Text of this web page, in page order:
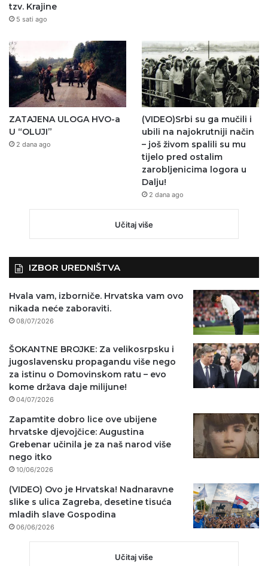
tzv. Krajine
5 sati ago
ZATAJENA ULOGA HVO-a
U “OLUJI”
2 dana ago
(VIDEO)Srbi su ga mučili i
ubili na najokrutniji način
– još živom spalili su mu
tijelo pred ostalim
zarobljenicima logora u
Dalju!
2 dana ago
Učitaj više
IZBOR UREDNIŠTVA
Hvala vam, izborniče. Hrvatska vam ovo
nikada neće zaboraviti.
08/07/2026
ŠOKANTNE BROJKE: Za velikosrpsku i
jugoslavensku propagandu više nego
za istinu o Domovinskom ratu – evo
kome država daje milijune!
04/07/2026
Zapamtite dobro lice ove ubijene
hrvatske djevojčice: Augustina
Grebenar učinila je za naš narod više
nego itko
10/06/2026
(VIDEO) Ovo je Hrvatska! Nadnaravne
slike s ulica Zagreba, desetine tisuća
mladih slave Gospodina
06/06/2026
Učitaj više